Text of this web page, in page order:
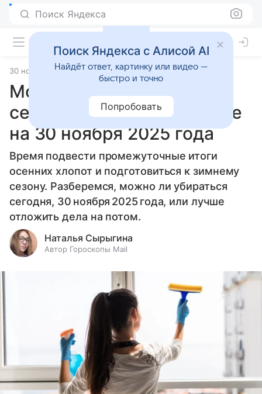
Поиск Яндекса
30 ноября 2025 Источник:Гороскопы Mail Статьи
Можно ли убираться
сегодня: советы по уборке
на 30 ноября 2025 года
Время подвести промежуточные итоги
осенних хлопот и подготовиться к зимнему
сезону. Разберемся, можно ли убираться
сегодня, 30 ноября 2025 года, или лучше
отложить дела на потом.
Наталья Сырыгина
Автор Гороскопы Mail
Поиск Яндекса с Алисой AI
Найдёт ответ, картинку или видео —
быстро и точно
Попробовать